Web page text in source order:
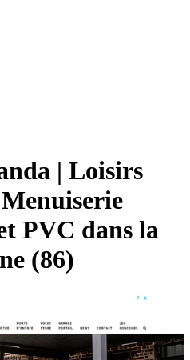
| Loisirs
PVC dans la
(86)